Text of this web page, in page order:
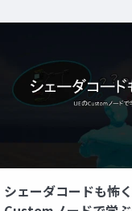
シェーダコードも怖